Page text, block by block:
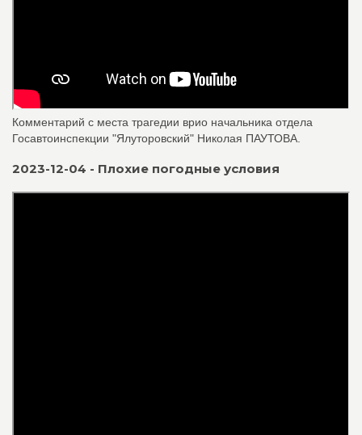
Комментарий с места трагедии врио начальника отдела
Госавтоинспекции "Ялуторовский" Николая ПАУТОВА.
2023-12-04 - Плохие погодные условия